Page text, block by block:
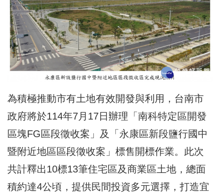
為積極推動市有土地有效開發與利用，台南市
政府將於114年7月17日辦理「南科特定區開發
區塊FG區段徵收案」及「永康區新段鹽行國中
暨附近地區區段徵收案」標售開標作業。此次
共計釋出10標13筆住宅區及商業區土地，總面
積約達4公頃，提供民間投資多元選擇，打造宜